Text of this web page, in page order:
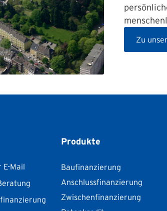
Zu
E-Mail
Produkte
Baufinanzierung
Anschlussfinanzierung
Zwischenfinanzierung